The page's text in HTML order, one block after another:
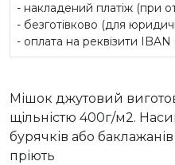
- накладений платіж (при
- безготівково (для
- оплата на реквізити
Мішок джутовий
щільністю 400г/м2.
бурячків або
пріють